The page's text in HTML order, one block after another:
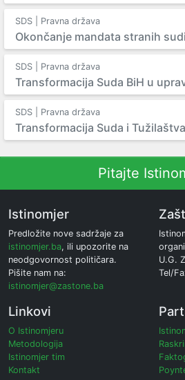
SDS | Pravna država
Okončanje mandata stranih
SDS | Pravna država
Transformacija Suda BiH u
SDS | Pravna država
Transformacija Suda i
Pitajte
Istinomjer
Predložite nove sadržaje za
istinomjer.ba, ili upozorite na
neodgovornost političara.
Pišite nam na:
istinomjer@zastone.ba
U.G.
Tel/
Linkovi
O Istinomjeru
Metodologija
Istinomjer tim
Kontakt